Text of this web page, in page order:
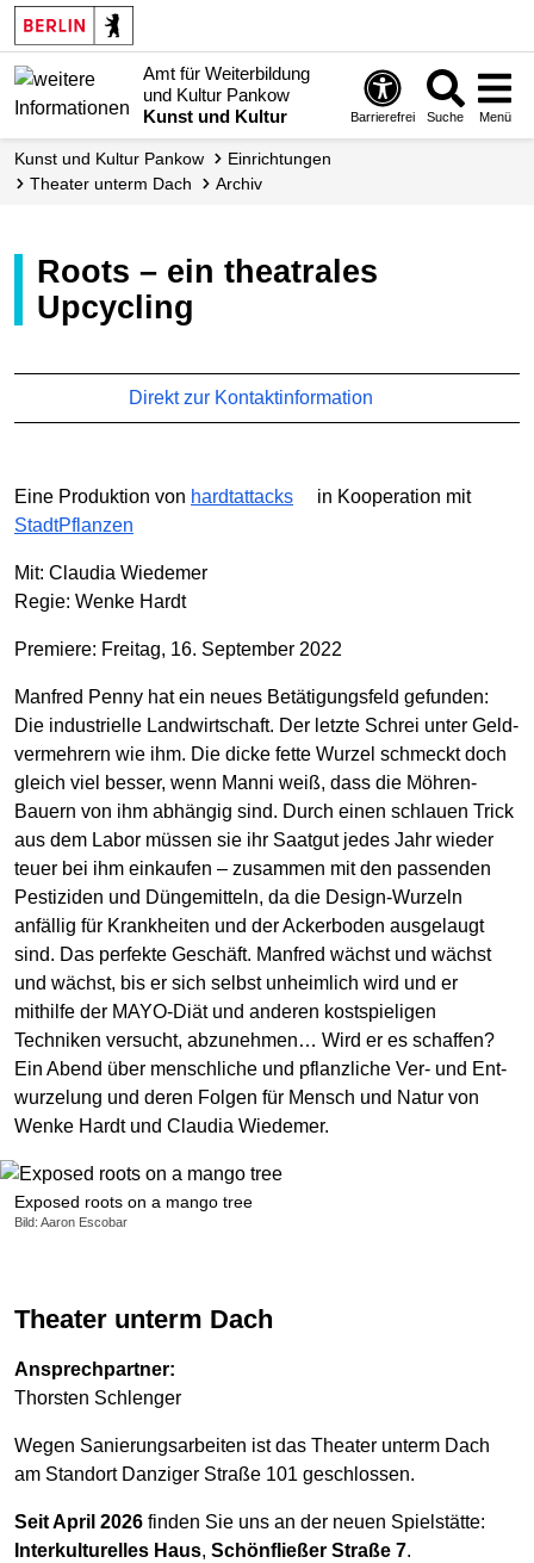
Amt für Weiterbildung
und Kultur Pankow
Kunst und Kultur
Barrierefrei Suche Menü
Kunst und Kultur Pankow
Einrichtungen
Theater unterm Dach
Archiv
Roots – ein theatrales
Upcycling
Direkt zur Kontaktinformation
Eine Produktion von hardt­attacks
in Kooperation mit
StadtPflanzen
Mit: Claudia Wiedemer
Regie: Wenke Hardt
Premiere: Freitag, 16. September 2022
Exposed roots on a mango tree
Bild: Aaron Escobar
Manfred Penny hat ein neues Betätigungs­feld gefunden:
Die industrielle Land­wirt­schaft. Der letzte Schrei unter Geld­
ver­mehrern wie ihm. Die dicke fette Wurzel schmeckt doch
gleich viel besser, wenn Manni weiß, dass die Möhren-
Bauern von ihm abhängig sind. Durch einen schlauen Trick
aus dem Labor müssen sie ihr Saat­gut jedes Jahr wieder
teuer bei ihm einkaufen – zusammen mit den passenden
Pestiziden und Dünge­mitteln, da die Design-Wurzeln
anfällig für Krank­heiten und der Acker­boden aus­gelaugt
sind. Das perfekte Geschäft. Manfred wächst und wächst
und wächst, bis er sich selbst un­heimlich wird und er
mithilfe der MAYO-Diät und anderen kostspieligen
Techniken versucht, ab­zu­nehmen… Wird er es schaffen?
Ein Abend über menschliche und pflanzliche Ver- und Ent­
wurzelung und deren Folgen für Mensch und Natur von
Wenke Hardt und Claudia Wiedemer.
Theater unterm Dach
Ansprechpartner:
Thorsten Schlenger
Wegen Sanierungsarbeiten ist das Theater unterm Dach
am Standort Danziger Straße 101 geschlossen.
Seit April 2026 finden Sie uns an der neuen Spielstätte:
Interkulturelles Haus, Schönfließer Straße 7.